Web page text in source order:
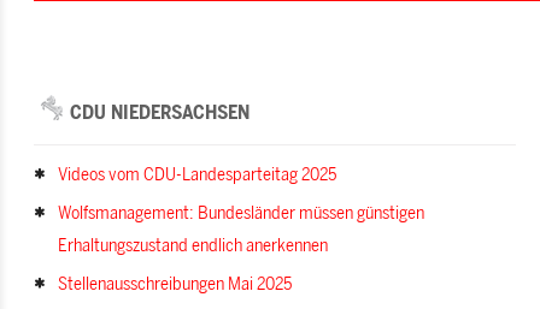
CDU NIEDERSACHSEN
Videos vom CDU-Landesparteitag 2025
Wolfsmanagement: Bundesländer müssen günstigen
Erhaltungszustand endlich anerkennen
Stellenausschreibungen Mai 2025